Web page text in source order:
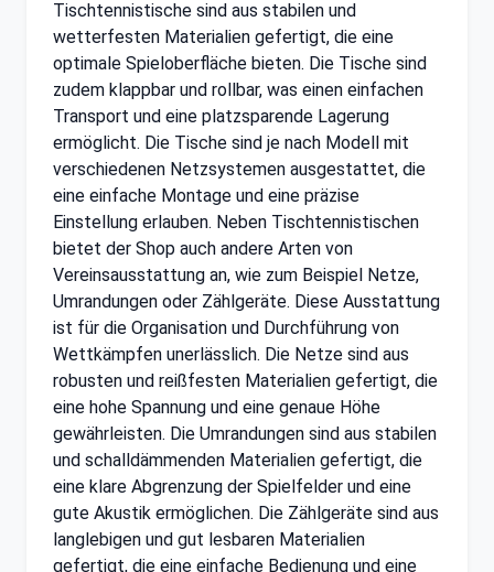
Tischtennistische sind aus stabilen und
wetterfesten Materialien gefertigt, die eine
optimale Spieloberfläche bieten. Die Tische sind
zudem klappbar und rollbar, was einen einfachen
Transport und eine platzsparende Lagerung
ermöglicht. Die Tische sind je nach Modell mit
verschiedenen Netzsystemen ausgestattet, die
eine einfache Montage und eine präzise
Einstellung erlauben. Neben Tischtennistischen
bietet der Shop auch andere Arten von
Vereinsausstattung an, wie zum Beispiel Netze,
Umrandungen oder Zählgeräte. Diese Ausstattung
ist für die Organisation und Durchführung von
Wettkämpfen unerlässlich. Die Netze sind aus
robusten und reißfesten Materialien gefertigt, die
eine hohe Spannung und eine genaue Höhe
gewährleisten. Die Umrandungen sind aus stabilen
und schalldämmenden Materialien gefertigt, die
eine klare Abgrenzung der Spielfelder und eine
gute Akustik ermöglichen. Die Zählgeräte sind aus
langlebigen und gut lesbaren Materialien
gefertigt, die eine einfache Bedienung und eine